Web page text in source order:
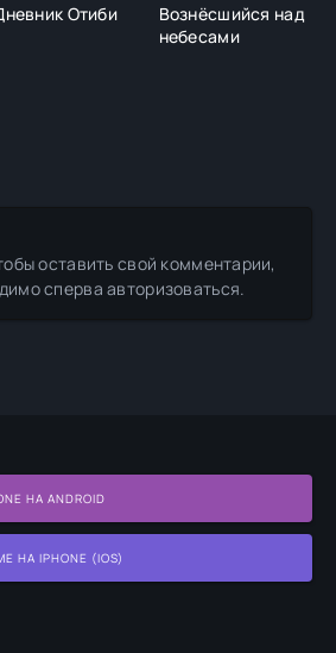
НА ANDROID
НА IPHONE (IOS)
Отиби
Вознёсшийся над
небесами
оставить свой комментарии,
сперва авторизоваться.